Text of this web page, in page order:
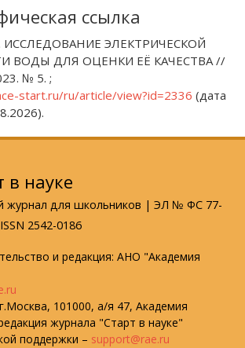
ссылка
ИССЛЕДОВАНИЕ ЭЛЕКТРИЧЕСКОЙ
ВОДЫ ДЛЯ ОЦЕНКИ ЕЁ КАЧЕСТВА //
№ 5. ;
start.ru/ru/article/view?id=2336 (дата
в науке
журнал для школьников | ЭЛ № ФС 77-
2542-0186
и редакция: АНО "Академия
101000, а/я 47, Академия
журнала "Старт в науке"
поддержки – support@rae.ru